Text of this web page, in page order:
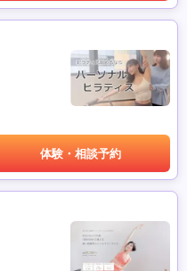
体験・相談予約